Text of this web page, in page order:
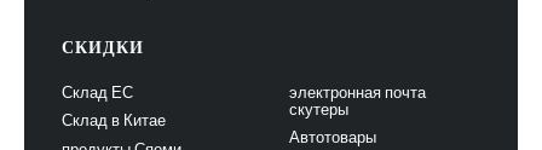
СКИДКИ
Склад ЕС
Склад в Китае
электронная почта
скутеры
Автотовары